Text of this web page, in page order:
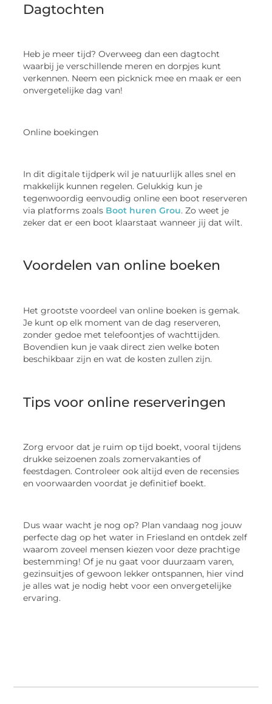
Dagtochten
Heb je meer tijd? Overweeg dan een dagtocht
waarbij je verschillende meren en dorpjes kunt
verkennen. Neem een picknick mee en maak er een
onvergetelijke dag van!
Online boekingen
In dit digitale tijdperk wil je natuurlijk alles snel en
makkelijk kunnen regelen. Gelukkig kun je
tegenwoordig eenvoudig online een boot reserveren
via platforms zoals Boot huren Grou. Zo weet je
zeker dat er een boot klaarstaat wanneer jij dat wilt.
Voordelen van online boeken
Het grootste voordeel van online boeken is gemak.
Je kunt op elk moment van de dag reserveren,
zonder gedoe met telefoontjes of wachttijden.
Bovendien kun je vaak direct zien welke boten
beschikbaar zijn en wat de kosten zullen zijn.
Tips voor online reserveringen
Zorg ervoor dat je ruim op tijd boekt, vooral tijdens
drukke seizoenen zoals zomervakanties of
feestdagen. Controleer ook altijd even de recensies
en voorwaarden voordat je definitief boekt.
Dus waar wacht je nog op? Plan vandaag nog jouw
perfecte dag op het water in Friesland en ontdek zelf
waarom zoveel mensen kiezen voor deze prachtige
bestemming! Of je nu gaat voor duurzaam varen,
gezinsuitjes of gewoon lekker ontspannen, hier vind
je alles wat je nodig hebt voor een onvergetelijke
ervaring.